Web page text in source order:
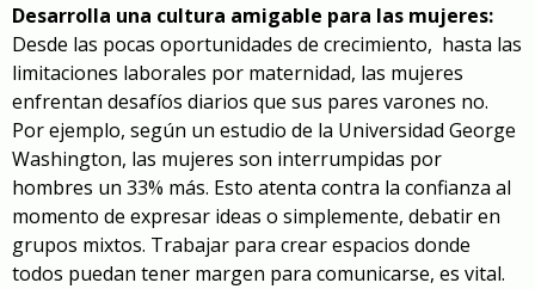
Desarrolla una cultura amigable para las mujeres:
Desde las pocas oportunidades de crecimiento, hasta las
limitaciones laborales por maternidad, las mujeres
enfrentan desafíos diarios que sus pares varones no.
Por ejemplo, según un estudio de la Universidad George
Washington, las mujeres son interrumpidas por
hombres un 33% más. Esto atenta contra la confianza al
momento de expresar ideas o simplemente, debatir en
grupos mixtos. Trabajar para crear espacios donde
todos puedan tener margen para comunicarse, es vital.